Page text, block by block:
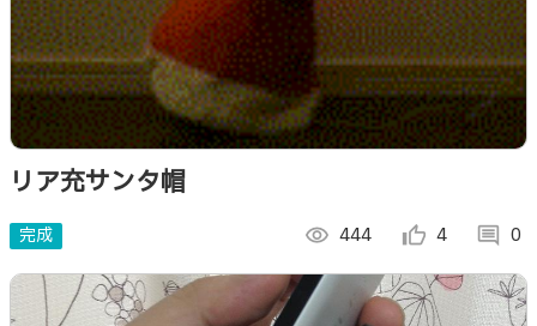
リア充サンタ帽
完成 visibility 444 thumb_up_alt 4 comment 0